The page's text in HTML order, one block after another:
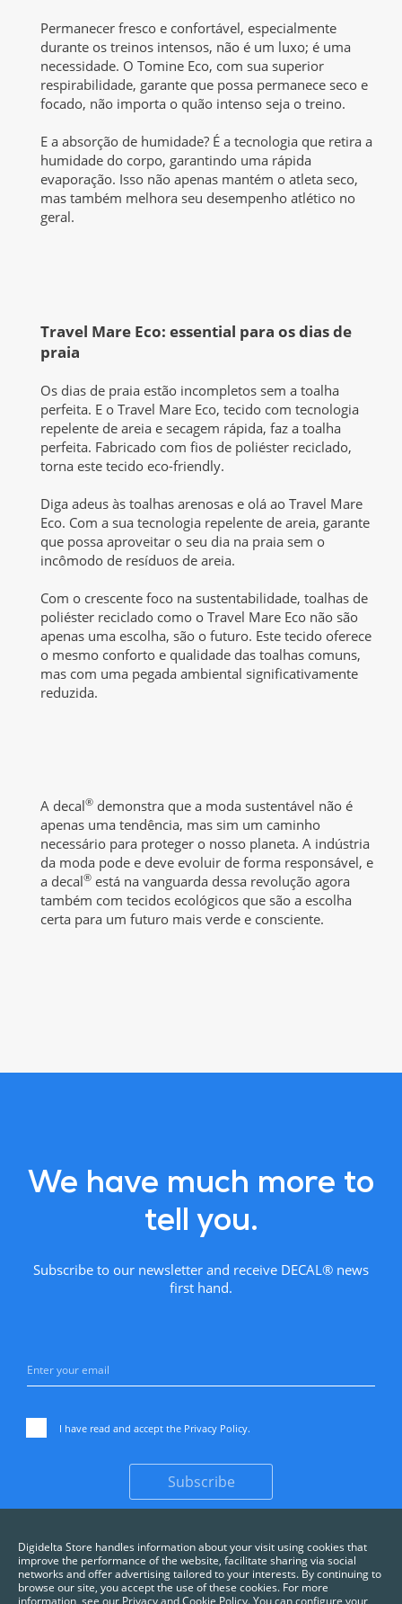
Permanecer fresco e confortável, especialmente
durante os treinos intensos, não é um luxo; é uma
necessidade. O Tomine Eco, com sua superior
respirabilidade, garante que possa permanece seco e
focado, não importa o quão intenso seja o treino.
E a absorção de humidade? É a tecnologia que retira a
humidade do corpo, garantindo uma rápida
evaporação. Isso não apenas mantém o atleta seco,
mas também melhora seu desempenho atlético no
geral.
Travel Mare Eco: essential para os dias de
praia
Os dias de praia estão incompletos sem a toalha
perfeita. E o Travel Mare Eco, tecido com tecnologia
repelente de areia e secagem rápida, faz a toalha
perfeita. Fabricado com fios de poliéster reciclado,
torna este tecido eco-friendly.
Diga adeus às toalhas arenosas e olá ao Travel Mare
Eco. Com a sua tecnologia repelente de areia, garante
que possa aproveitar o seu dia na praia sem o
incômodo de resíduos de areia.
Com o crescente foco na sustentabilidade, toalhas de
poliéster reciclado como o Travel Mare Eco não são
apenas uma escolha, são o futuro. Este tecido oferece
o mesmo conforto e qualidade das toalhas comuns,
mas com uma pegada ambiental significativamente
reduzida.
A decal® demonstra que a moda sustentável não é
apenas uma tendência, mas sim um caminho
necessário para proteger o nosso planeta. A indústria
da moda pode e deve evoluir de forma responsável, e
a decal® está na vanguarda dessa revolução agora
também com tecidos ecológicos que são a escolha
certa para um futuro mais verde e consciente.
We have much more to
tell you.
Subscribe to our newsletter and receive DECAL® news
first hand.
I have read and accept the Privacy Policy.
Subscribe
Digidelta Store handles information about your visit using cookies that
improve the performance of the website, facilitate sharing via social
networks and offer advertising tailored to your interests. By continuing to
browse our site, you accept the use of these cookies. For more
information, see our Privacy and Cookie Policy. You can configure your